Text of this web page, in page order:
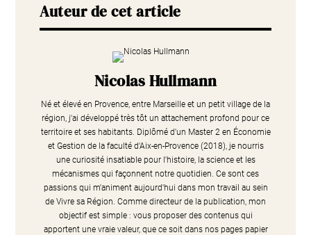
Auteur de cet article
Nicolas Hullmann
Né et élevé en Provence, entre Marseille et un petit village de la
région, j'ai développé très tôt un attachement profond pour ce
territoire et ses habitants. Diplômé d'un Master 2 en Économie
et Gestion de la faculté d'Aix-en-Provence (2018), je nourris
une curiosité insatiable pour l'histoire, la science et les
mécanismes qui façonnent notre quotidien. Ce sont ces
passions qui m'animent aujourd'hui dans mon travail au sein
de Vivre sa Région. Comme directeur de la publication, mon
objectif est simple : vous proposer des contenus qui
apportent une vraie valeur, que ce soit dans nos pages papier